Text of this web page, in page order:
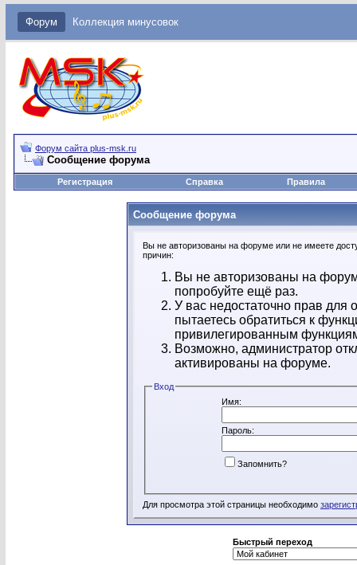
Форум Коллекция минусовок
Форум сайта plus-msk.ru
Сообщение форума
Регистрация Справка Правила
Сообщение форума
Вы не авторизованы на форуме или не имеете
причин:
Вы не авторизованы на
попробуйте ещё раз.
У вас недостаточно прав
пытаетесь обратиться к
привилегированным
Возможно, администратор
активированы на форуме.
Вход
Имя:
Пароль:
Запомнить?
Для просмотра этой страницы необходимо
Быстрый переход